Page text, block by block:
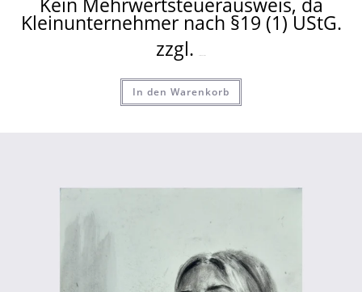
Kein Mehrwertsteuerausweis, da
Kleinunternehmer nach §19 (1) UStG.
zzgl.
In den Warenkorb